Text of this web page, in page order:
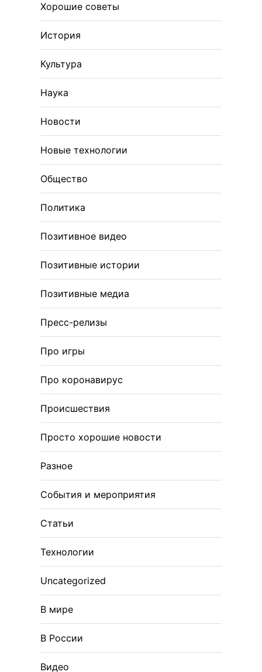
Хорошие советы
История
Культура
Наука
Новости
Новые технологии
Общество
Политика
Позитивное видео
Позитивные истории
Позитивные медиа
Пресс-релизы
Про игры
Про коронавирус
Происшествия
Просто хорошие новости
Разное
События и мероприятия
Статьи
Технологии
Uncategorized
В мире
В России
Видео